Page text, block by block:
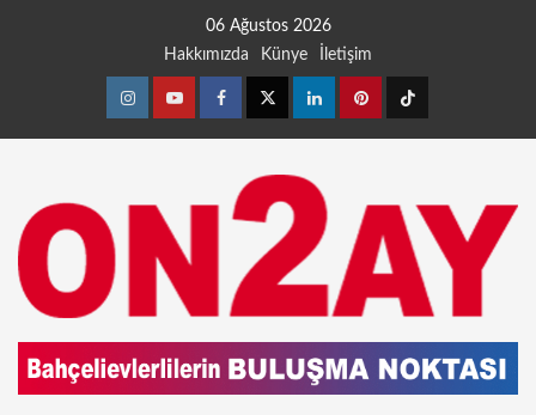
06 Ağustos 2026
Hakkımızda
Künye İletişim